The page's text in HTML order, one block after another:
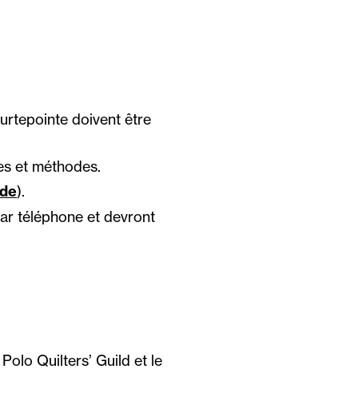
doivent être
et méthodes.
).
téléphone et devront
Quilters’ Guild et le